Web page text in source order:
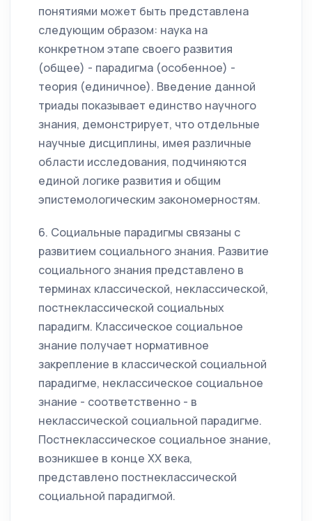
понятиями может быть представлена
следующим образом: наука на
конкретном этапе своего развития
(общее) - парадигма (особенное) -
теория (единичное). Введение данной
триады показывает единство научного
знания, демонстрирует, что отдельные
научные дисциплины, имея различные
области исследования, подчиняются
единой логике развития и общим
эпистемологическим закономерностям.
6. Социальные парадигмы связаны с
развитием социального знания. Развитие
социального знания представлено в
терминах классической, неклассической,
постнеклассической социальных
парадигм. Классическое социальное
знание получает нормативное
закрепление в классической социальной
парадигме, неклассическое социальное
знание - соответственно - в
неклассической социальной парадигме.
Постнеклассическое социальное знание,
возникшее в конце XX века,
представлено постнеклассической
социальной парадигмой.